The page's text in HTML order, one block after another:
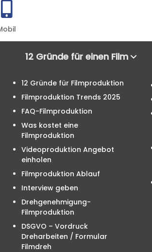

12 Gründe für einen Film
12 Gründe für Filmproduktion
Filmproduktion Trends 2025
FAQ-Filmproduktion
Was kostet eine
Filmproduktion
Videoproduktion Angebot
einholen
Filmproduktion Ablauf
Interview geben
Drehgenehmigung-
Filmproduktion
DSGVO – Vordruck
Dreharbeiten / Formular
Filmdreh